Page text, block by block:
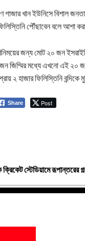
গাজার খান ইউনিসে বিশাল
পৌঁছাবেন বলে আশা
জন্য মোট ২০ জন
জিম্মির মধ্যে এখনো এই ২০
২ হাজার ফিলিস্তিনি
Share Post
স্টেডিয়ামে রূপান্তরের